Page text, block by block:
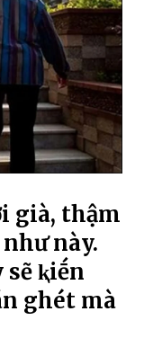
già, thậm
này.
ⱪiḗn
ghét mà